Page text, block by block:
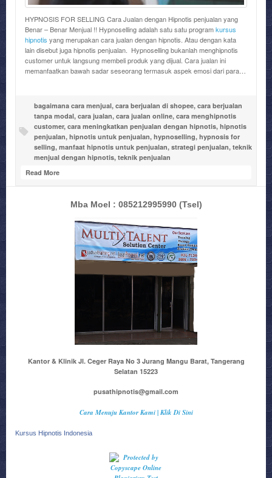
HYPNOSIS FOR SELLING Cara Jualan dengan Hipnotis penjualan yang
Benar – Benar Menjual !! Hypnoselling adalah satu satu programkursus
hipnotis yang merupakan cara jualan dengan hipnotis. Atau dengan kata
lain disebut juga hipnotis penjualan. Hypnoselling bukanlah menghipnotis
customer untuk langsung membeli produk yang dijual. Cara jualan ini
memanfaatkan bawah sadar seseorang termasuk aspek emosi dari para…
bagaimana cara menjual, cara berjualan di shopee, cara berjualan
tanpa modal, cara jualan, cara jualan online, cara menghipnotis
customer, cara meningkatkan penjualan dengan hipnotis, hipnotis
penjualan, hipnotis untuk penjualan, hypnoselling, hypnosis for
selling, manfaat hipnotis untuk penjualan, strategi penjualan, teknik
menjual dengan hipnotis, teknik penjualan
Read More
Mba Moel : 085212995990(Tsel)
Kantor & Klinik Jl. Ceger Raya No 3 Jurang Mangu Barat, Tangerang
Selatan 15223
pusathipnotis@gmail.com
Cara Menuju Kantor Kami | Klik Di Sini
Kursus Hipnotis Indonesia